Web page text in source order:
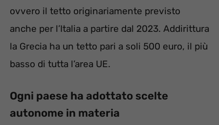
ovvero il tetto originariamente previsto
anche per l’Italia a partire dal 2023. Addirittura
la Grecia ha un tetto pari a soli 500 euro, il più
basso di tutta l’area UE.
Ogni paese ha adottato scelte
autonome in materia